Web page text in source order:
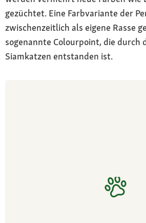
gezüchtet. Eine Farbvariante der
zwischenzeitlich als eigene Rasse
sogenannte Colourpoint, die durch
Siamkatzen entstanden ist.